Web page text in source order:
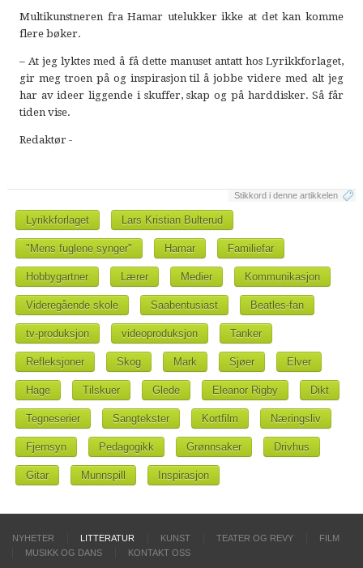
Multikunstneren fra Hamar utelukker ikke at det kan komme
flere bøker.
– At jeg lyktes med å få dette manuset antatt hos Lyrikkforlaget,
gir meg troen på og inspirasjon til å jobbe videre med alt jeg
har av ideer liggende i skuffer, skap og på harddisker. Så får
tiden vise.
Redaktør -
Stikkord i denne artikkelen
Lyrikkforlaget Lars Kristian Bulterud
"Mens fuglene synger" Hamar Familiefar
Hobbygartner Lærer Medier Kommunikasjon
Videregående skole Saabentusiast Beatles-fan
tv-produksjon videoproduksjon Tanker
Refleksjoner Skog Mark Sjøer Elver
Hage Tilskuer Glede Eleanor Rigby Dikt
Tegneserier Sangtekster Kortfilm Næringsliv
Fjernsyn Pedagogikk Grønnsaker Drivhus
Gitar Munnspill Inspirasjon
NYHETER LITTERATUR KUNST TEATER OG REVY
FILM
MUSIKK OG DANS
KONTAKT OSS